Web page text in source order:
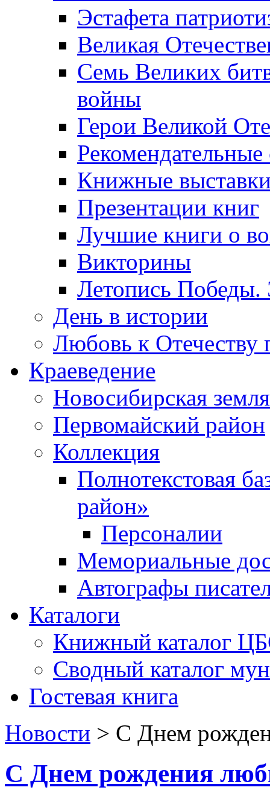
Эcтафета
Великая
Семь Великих
войны
Герои Великой
Рекомендательные
Книжные
Презентации книг
Лучшие книги о
Викторины
Летопись Победы.
День в истории
Любовь к Отечеству
Краеведение
Новосибирская земля
Первомайский район
Коллекция
Полнотекстовая
район»
Персоналии
Мемориальные
Автографы
Каталоги
Книжный каталог
Сводный каталог
Гостевая книга
Новости > С Днем
С Днем рождения